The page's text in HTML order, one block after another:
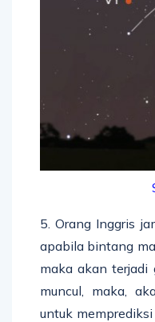
5. Orang Inggris
apabila bintang
maka akan terjadi
muncul, maka,
untuk